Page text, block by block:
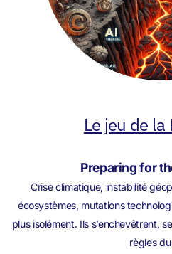
Le jeu de
Preparing for
Crise climatique, instabilité
écosystèmes, mutations
plus isolément. Ils s’enchevêtrent,
règles